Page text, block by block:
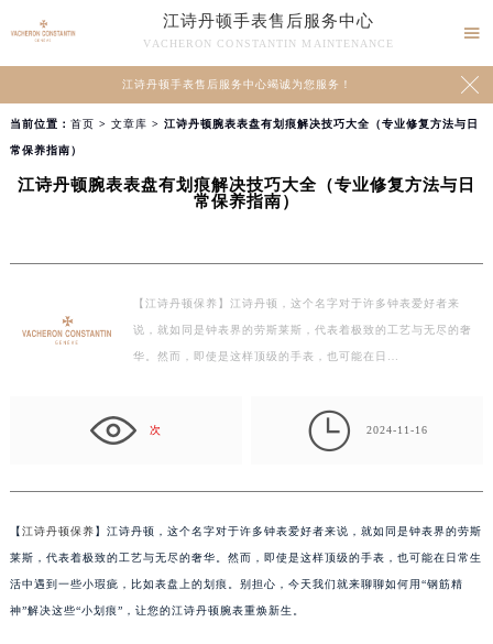
江诗丹顿手表售后服务中心
VACHERON CONSTANTIN MAINTENANCE

江诗丹顿手表售后服务中心竭诚为您服务！ 
当前位置： 首页 > 文章库 > 江诗丹顿腕表表盘有划痕解决技巧大全（专业修复方法与日
常保养指南）
江诗丹顿腕表表盘有划痕解决技巧大全（专业修复方法与日
常保养指南）
【江诗丹顿保养】江诗丹顿，这个名字对于许多钟表爱好者来
说，就如同是钟表界的劳斯莱斯，代表着极致的工艺与无尽的奢
华。然而，即使是这样顶级的手表，也可能在日…
次  2024-11-16
【江诗丹顿保养】江诗丹顿，这个名字对于许多钟表爱好者来说，就如同是钟表界的劳斯
莱斯，代表着极致的工艺与无尽的奢华。然而，即使是这样顶级的手表，也可能在日常生
活中遇到一些小瑕疵，比如表盘上的划痕。别担心，今天我们就来聊聊如何用“钢筋精
神”解决这些“小划痕”，让您的江诗丹顿腕表重焕新生。